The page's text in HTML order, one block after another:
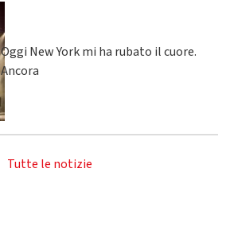
Oggi New York mi ha rubato il cuore.
Ancora
Tutte le notizie